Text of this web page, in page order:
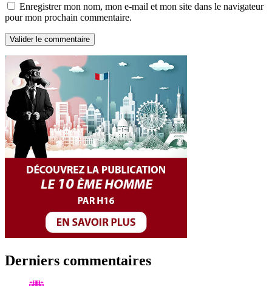
Enregistrer mon nom, mon e-mail et mon site dans le navigateur
pour mon prochain commentaire.
Derniers commentaires